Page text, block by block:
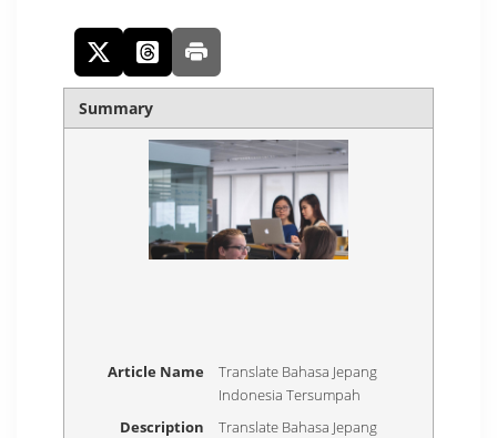
Summary
Article Name
Translate Bahasa Jepang
Indonesia Tersumpah
Description
Translate Bahasa Jepang